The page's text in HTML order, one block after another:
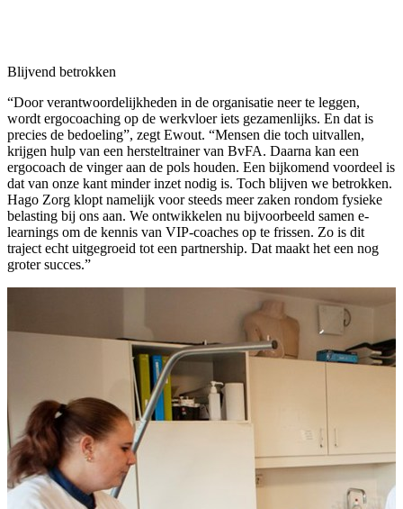
Blijvend betrokken
“Door verantwoordelijkheden in de organisatie neer te leggen,
wordt ergocoaching op de werkvloer iets gezamenlijks. En dat is
precies de bedoeling”, zegt Ewout. “Mensen die toch uitvallen,
krijgen hulp van een hersteltrainer van BvFA. Daarna kan een
ergocoach de vinger aan de pols houden. Een bijkomend voordeel is
dat van onze kant minder inzet nodig is. Toch blijven we betrokken.
Hago Zorg klopt namelijk voor steeds meer zaken rondom fysieke
belasting bij ons aan. We ontwikkelen nu bijvoorbeeld samen e-
learnings om de kennis van VIP-coaches op te frissen. Zo is dit
traject echt uitgegroeid tot een partnership. Dat maakt het een nog
groter succes.”